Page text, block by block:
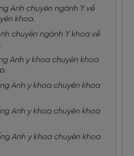
Anh chuyên ngành Y về
khoa.
chuyên ngành Y khoa về
Anh y khoa chuyên khoa
Anh y khoa chuyên khoa
Anh y khoa chuyên khoa
Anh y khoa chuyên khoa